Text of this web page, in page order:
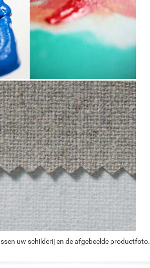
uw schilderij en de afgebeelde productfoto.